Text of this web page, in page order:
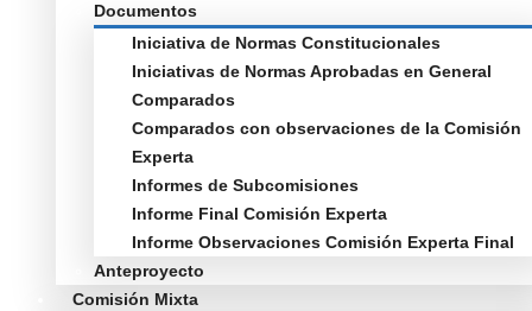
Documentos
Iniciativa de Normas Constitucionales
Iniciativas de Normas Aprobadas en General
Comparados
Comparados con observaciones de la Comisión
Experta
Informes de Subcomisiones
Informe Final Comisión Experta
Informe Observaciones Comisión Experta Final
Anteproyecto
Comisión Mixta